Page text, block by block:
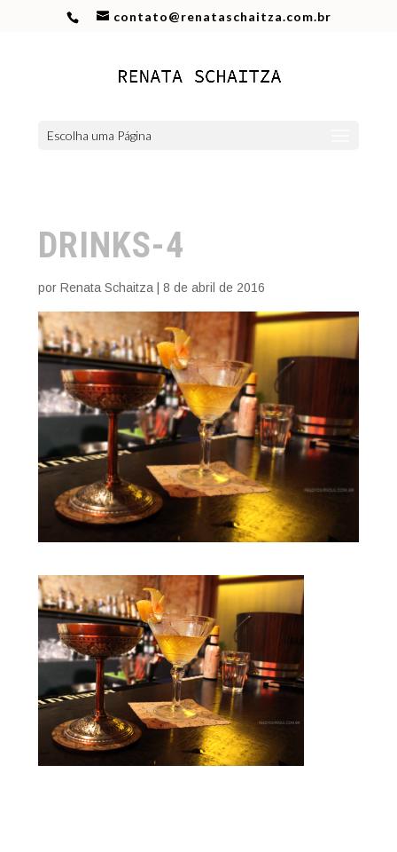
contato@renataschaitza.com.br
Escolha uma Página
DRINKS-4
por Renata Schaitza| 8 de abril de 2016